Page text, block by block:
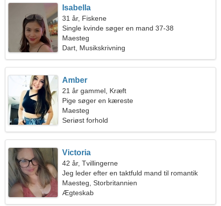
Isabella
31 år, Fiskene
Single kvinde søger en mand 37-38
Maesteg
Dart, Musikskrivning
Amber
21 år gammel, Kræft
Pige søger en kæreste
Maesteg
Seriøst forhold
Victoria
42 år, Tvillingerne
Jeg leder efter en taktfuld mand til romantik
Maesteg, Storbritannien
Ægteskab